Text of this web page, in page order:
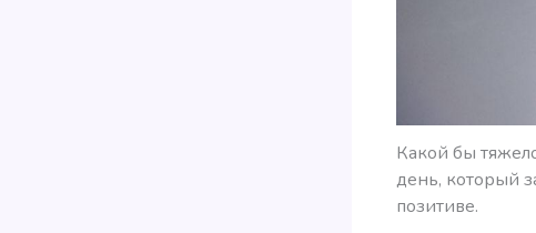
Какой бы
день, который
позитиве.